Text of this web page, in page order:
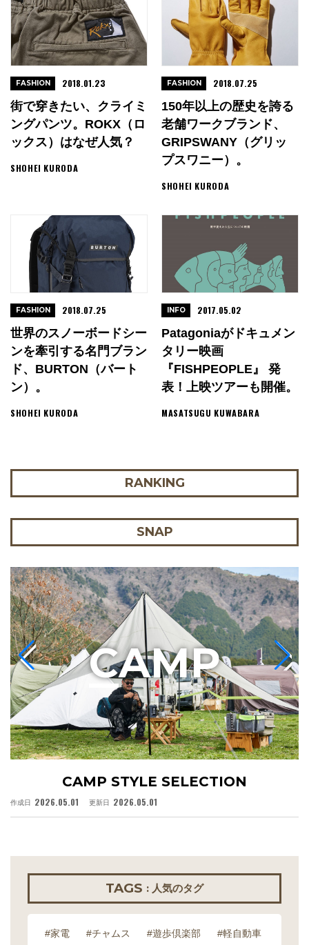
街で穿きたい、クライミ
ングパンツ。ROKX（ロ
ックス）はなぜ人気？
SHOHEI KURODA
FASHION 2018.01.23
150年以上の歴史を誇る
老舗ワークブランド、
GRIPSWANY（グリッ
プスワニー）。
SHOHEI KURODA
FASHION 2018.07.25
世界のスノーボードシー
ンを牽引する名門ブラン
ド、BURTON（バート
ン）。
SHOHEI KURODA
FASHION 2018.07.25
Patagoniaがドキュメン
タリー映画
『FISHPEOPLE』 発
表！上映ツアーも開催。
MASATSUGU KUWABARA
INFO 2017.05.02
RANKING
SNAP
CAMP STYLE SELECTION
作成日 2026.05.01 更新日 2026.05.01
CAMP
TAGS : 人気のタグ
#家電 #チャムス #遊歩倶楽部 #軽自動車